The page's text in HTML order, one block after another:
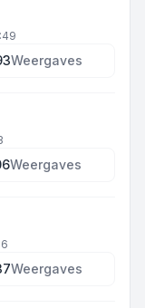
Weergaves
Weergaves
Weergaves